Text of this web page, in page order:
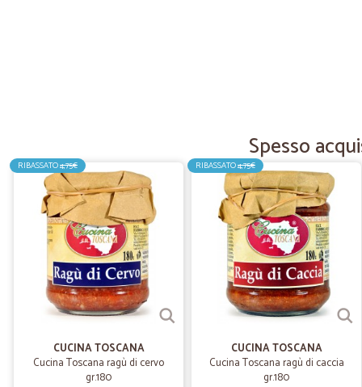
Spesso
RIBASSATO4,75€
CUCINA TOSCANA
Cucina Toscana ragù di cervo
gr.180
RIBASSATO4,75€
CUCINA TOSCANA
Cucina Toscana ragù di caccia
gr.180